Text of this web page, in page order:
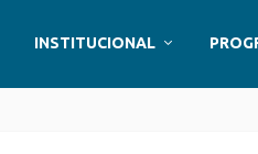
INSTITUCIONAL